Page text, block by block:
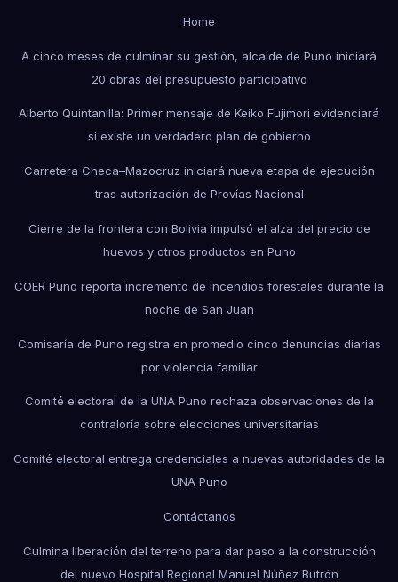
Home
A cinco meses de culminar su gestión, alcalde de Puno iniciará
20 obras del presupuesto participativo
Alberto Quintanilla: Primer mensaje de Keiko Fujimori evidenciará
si existe un verdadero plan de gobierno
Carretera Checa–Mazocruz iniciará nueva etapa de ejecución
tras autorización de Provías Nacional
Cierre de la frontera con Bolivia impulsó el alza del precio de
huevos y otros productos en Puno
COER Puno reporta incremento de incendios forestales durante la
noche de San Juan
Comisaría de Puno registra en promedio cinco denuncias diarias
por violencia familiar
Comité electoral de la UNA Puno rechaza observaciones de la
contraloría sobre elecciones universitarias
Comité electoral entrega credenciales a nuevas autoridades de la
UNA Puno
Contáctanos
Culmina liberación del terreno para dar paso a la construcción
del nuevo Hospital Regional Manuel Núñez Butrón